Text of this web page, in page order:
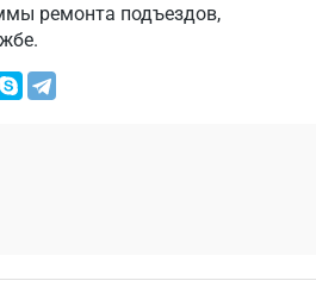
ремонта подъездов,